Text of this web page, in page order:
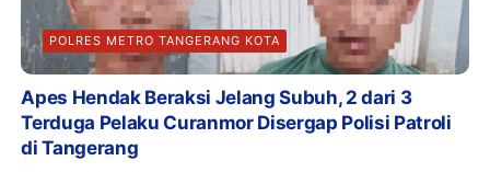
POLRES METRO TANGERANG KOTA
Apes Hendak Beraksi Jelang Subuh, 2 dari 3
Terduga Pelaku Curanmor Disergap Polisi Patroli
di Tangerang